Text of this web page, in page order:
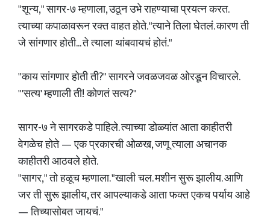
"शून्य," सागर-७ म्हणाला, उठून उभे राहण्याचा प्रयत्न करत.
त्याच्या कपाळावरून रक्त वाहत होते. "त्याने तिला घेतलं. कारण ती
जे सांगणार होती... ते त्याला थांबवायचं होतं."
"काय सांगणार होती ती?" सागरने जवळजवळ ओरडून विचारले.
"'सत्य' म्हणाली ती! कोणतं सत्य?"
सागर-७ ने सागरकडे पाहिले. त्याच्या डोळ्यांत आता काहीतरी
वेगळेच होते — एक प्रकारची ओळख, जणू त्याला अचानक
काहीतरी आठवले होते.
"सागर," तो हळूच म्हणाला. "खाली चल. मशीन सुरू झालीय. आणि
जर ती सुरू झालीय, तर आपल्याकडे आता फक्त एकच पर्याय आहे
— तिच्यासोबत जायचं."